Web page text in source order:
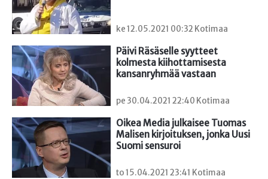
ke 12.05.2021 00:32 Kotimaa
Päivi Räsäselle syytteet
kolmesta kiihottamisesta
kansanryhmää vastaan
pe 30.04.2021 22:40 Kotimaa
Oikea Media julkaisee Tuomas
Malisen kirjoituksen, jonka Uusi
Suomi sensuroi
to 15.04.2021 23:41 Kotimaa